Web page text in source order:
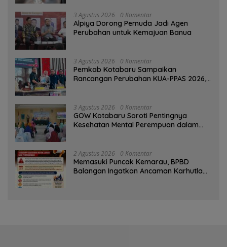
3 Agustus 2026 0 Komentar
‎Alpiya Dorong Pemuda Jadi Agen
Perubahan untuk Kemajuan Banua ‎
3 Agustus 2026 0 Komentar
Pemkab Kotabaru Sampaikan
Rancangan Perubahan KUA-PPAS 2026,
3 Agustus 2026 0 Komentar
GOW Kotabaru Soroti Pentingnya
Kesehatan Mental Perempuan dalam
2 Agustus 2026 0 Komentar
Memasuki Puncak Kemarau, BPBD
Balangan Ingatkan Ancaman Karhutla